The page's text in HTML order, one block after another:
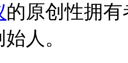
的原创性拥
人。